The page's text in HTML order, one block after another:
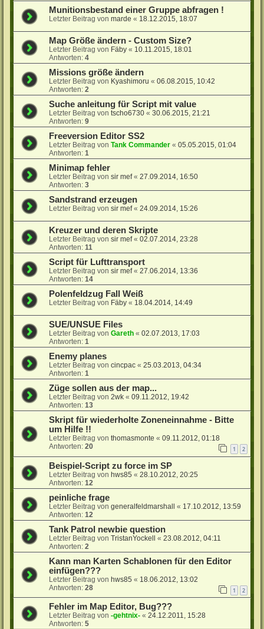
Munitionsbestand einer Gruppe abfragen !
Letzter Beitrag vonmarde « 18.12.2015, 18:07
Map Größe ändern - Custom Size?
Letzter Beitrag von Fäby « 10.11.2015, 18:01
Antworten:4
Missions größe ändern
Letzter Beitrag von Kyashimoru «06.08.2015, 10:42
Antworten:2
Suche anleitung für Script mit value
Letzter Beitrag vontscho6730 «30.06.2015, 21:21
Antworten:9
Freeversion Editor SS2
Letzter Beitrag vonTank Commander «05.05.2015, 01:04
Antworten:1
Minimap fehler
Letzter Beitrag vonsir mef«27.09.2014, 16:50
Antworten:3
Sandstrand erzeugen
Letzter Beitrag vonsir mef«24.09.2014, 15:26
Kreuzer und deren Skripte
Letzter Beitrag vonsir mef«02.07.2014, 23:28
Antworten:11
Script für Lufttransport
Letzter Beitrag vonsir mef«27.06.2014, 13:36
Antworten:14
Polenfeldzug Fall Weiß
Letzter Beitrag von Fäby « 18.04.2014, 14:49
SUE/UNSUE Files
Letzter Beitrag vonGareth «02.07.2013, 17:03
Antworten:1
Enemy planes
Letzter Beitrag voncincpac «25.03.2013, 04:34
Antworten:1
Züge sollen aus der map...
Letzter Beitrag von2wk «09.11.2012, 19:42
Antworten:13
Skript für wiederholte Zoneneinnahme - Bitte
um Hilfe !!
Letzter Beitrag vonthomasmonte «09.11.2012, 01:18
Antworten:20 1 2
Beispiel-Script zu force im SP
Letzter Beitrag vonhws85 «28.10.2012, 20:25
Antworten:12
peinliche frage
Letzter Beitrag vongeneralfeldmarshall « 17.10.2012, 13:59
Antworten:12
Tank Patrol newbie question
Letzter Beitrag vonTristanYockell «23.08.2012, 04:11
Antworten:2
Kann man Karten Schablonen für den Editor
einfügen???
Letzter Beitrag vonhws85 « 18.06.2012, 13:02
Antworten:28 1 2
Fehler im Map Editor, Bug???
Letzter Beitrag von-gehtnix- «24.12.2011, 15:28
Antworten:5